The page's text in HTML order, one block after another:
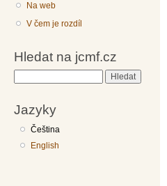
Na web
V čem je rozdíl
Hledat na jcmf.cz
Jazyky
Čeština
English